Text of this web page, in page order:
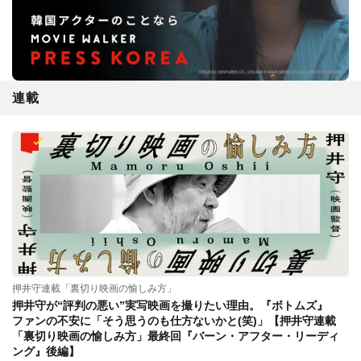
連載
押井守連載「裏切り映画の愉しみ方」
押井守が“評判の悪い”実写映画を撮りたい理由。『ボトムズ』
ファンの不安に「そう思うのも仕方ないかと(笑)」【押井守連載
「裏切り映画の愉しみ方」最終回『バーン・アフター・リーディ
ング』後編】